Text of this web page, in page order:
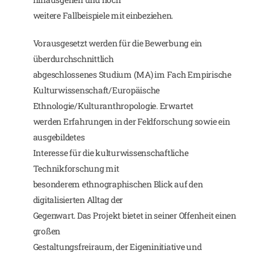
weitere Fallbeispiele mit einbeziehen.
Vorausgesetzt werden für die Bewerbung ein
überdurchschnittlich
abgeschlossenes Studium (MA) im Fach Empirische
Kulturwissenschaft/Europäische
Ethnologie/Kulturanthropologie. Erwartet
werden Erfahrungen in der Feldforschung sowie ein
ausgebildetes
Interesse für die kulturwissenschaftliche
Technikforschung mit
besonderem ethnographischen Blick auf den
digitalisierten Alltag der
Gegenwart. Das Projekt bietet in seiner Offenheit einen
großen
Gestaltungsfreiraum, der Eigeninitiative und